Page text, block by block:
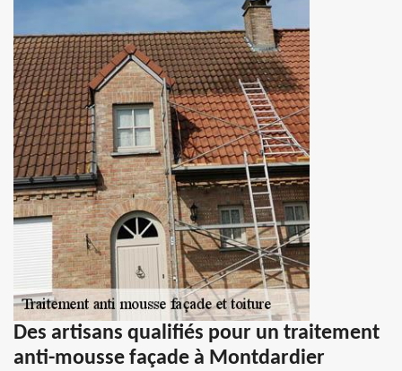
Des artisans qualifiés pour un traitement
anti-mousse façade à Montdardier